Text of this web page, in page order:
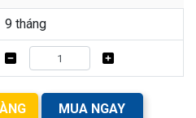
9 tháng
MUA NGAY